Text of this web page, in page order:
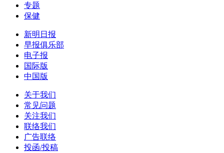
专题
保健
新明日报
早报俱乐部
电子报
国际版
中国版
关于我们
常见问题
关注我们
联络我们
广告联络
投函/投稿